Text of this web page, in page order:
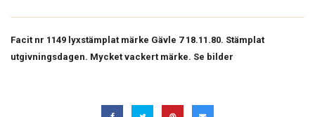
Facit nr 1149 lyxstämplat märke Gävle 7 18.11.80. Stämplat
utgivningsdagen. Mycket vackert märke. Se bilder